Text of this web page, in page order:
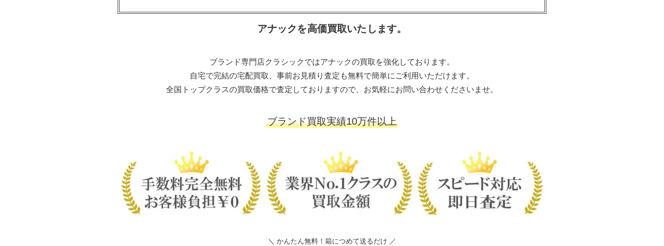
アナックを高価買取いたします。
ブランド専門店クラシックではアナックの買取を強化しております。
自宅で完結の宅配買取、事前お見積り査定も無料で簡単にご利用いただけます。
全国トップクラスの買取価格で査定しておりますので、お気軽にお問い合わせくださいませ。
ブランド買取実績10万件以上
＼ かんたん無料！箱につめて送るだけ ／